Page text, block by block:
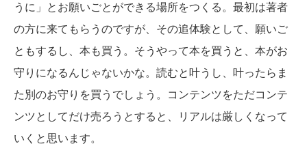
うに」とお願いごとができる場所をつくる。最初は著者
の方に来てもらうのですが、その追体験として、願いご
ともするし、本も買う。そうやって本を買うと、本がお
守りになるんじゃないかな。読むと叶うし、叶ったらま
た別のお守りを買うでしょう。コンテンツをただコンテ
ンツとしてだけ売ろうとすると、リアルは厳しくなって
いくと思います。